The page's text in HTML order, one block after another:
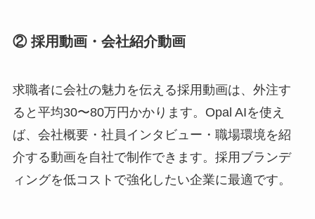
② 採用動画・会社紹介動画
求職者に会社の魅力を伝える採用動画は、外注す
ると平均30〜80万円かかります。Opal AIを使え
ば、会社概要・社員インタビュー・職場環境を紹
介する動画を自社で制作できます。採用ブランデ
ィングを低コストで強化したい企業に最適です。